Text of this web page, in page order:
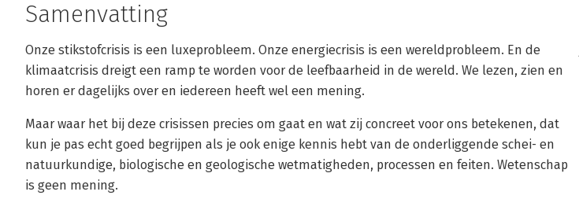
Samenvatting
Onze stikstofcrisis is een luxeprobleem. Onze energiecrisis is een wereldprobleem. En de
klimaatcrisis dreigt een ramp te worden voor de leefbaarheid in de wereld. We lezen, zien en
horen er dagelijks over en iedereen heeft wel een mening.
Maar waar het bij deze crisissen precies om gaat en wat zij concreet voor ons betekenen, dat
kun je pas echt goed begrijpen als je ook enige kennis hebt van de onderliggende schei- en
natuurkundige, biologische en geologische wetmatigheden, processen en feiten. Wetenschap
is geen mening.